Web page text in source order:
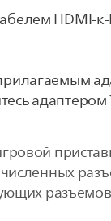
HDMI-